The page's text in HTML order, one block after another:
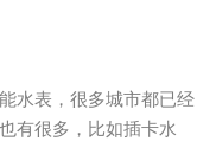
水表，很多城市都已经
有很多，比如插卡水